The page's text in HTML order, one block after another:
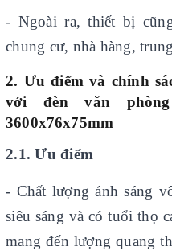
- Ngoài ra, thiết bị
chung cư, nhà hàng,
2. Ưu điểm và chính
với đèn văn
3600x76x75mm
2.1. Ưu điểm
- Chất lượng ánh sáng
siêu sáng và có tuổi thọ
mang đến lượng quang